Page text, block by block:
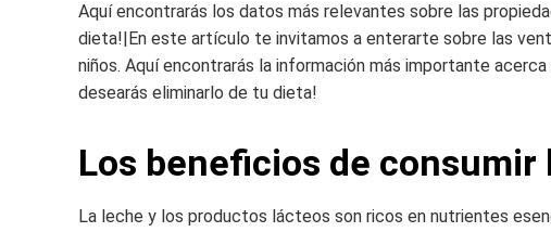
Aquí encontrarás los datos más relevantes sobre las
dieta!|En este artículo te invitamos a enterarte sobre las
niños. Aquí encontrarás la información más importante
desearás eliminarlo de tu dieta!
Los beneficios de consumir
La leche y los productos lácteos son ricos en nutrientes